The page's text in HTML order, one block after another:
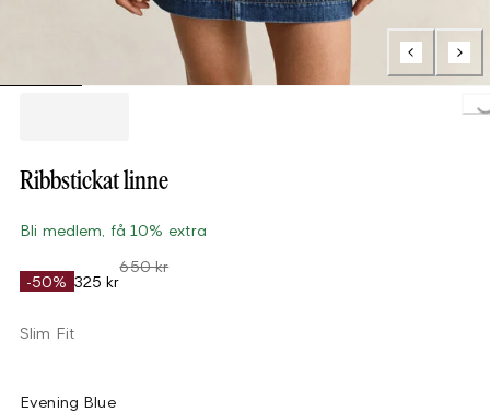
Loading...
Ribbstickat linne
Bli medlem, få 10% extra
-50% 325 kr
650 kr
Slim Fit
Evening Blue